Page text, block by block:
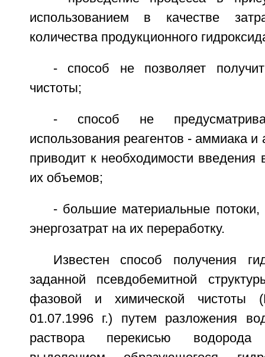
использованием в качестве
количества продукционного
- способ не позволяет
чистоты;
- способ не
использования реагентов - аммиака и
приводит к необходимости введения
их объемов;
- большие материальные
энергозатрат на их переработку.
Известен способ получения
заданной псевдобемитной
фазовой и химической
01.07.1996 г.) путем разложения
раствора перекисью